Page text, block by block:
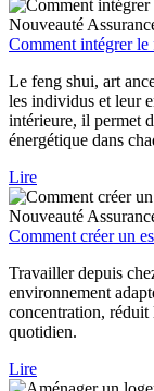
Nouveauté
Comment intégrer le
Le feng shui, art
les individus et leur
intérieure, il permet
énergétique dans
Lire
Nouveauté
Comment créer un
Travailler depuis
environnement
concentration, réduit
quotidien.
Lire